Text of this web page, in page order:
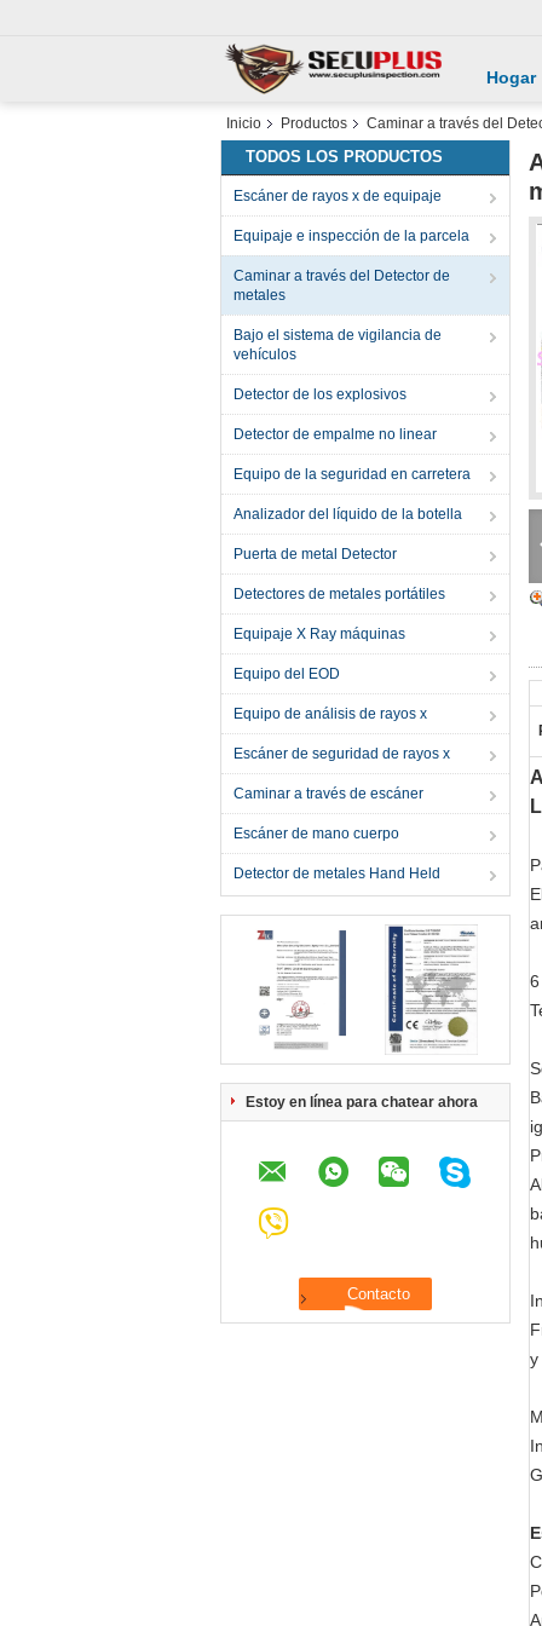
Hogar
Inicio Productos Caminar a través del
TODOS LOS PRODUCTOS
Escáner de rayos x de equipaje
Equipaje e inspección de la parcela
Caminar a través del Detector de
metales
Bajo el sistema de vigilancia de
vehículos
Detector de los explosivos
Detector de empalme no linear
Equipo de la seguridad en carretera
Analizador del líquido de la botella
Puerta de metal Detector
Detectores de metales portátiles
Equipaje X Ray máquinas
Equipo del EOD
Equipo de análisis de rayos x
Escáner de seguridad de rayos x
Caminar a través de escáner
Escáner de mano cuerpo
Detector de metales Hand Held
Estoy en línea para chatear ahora
y